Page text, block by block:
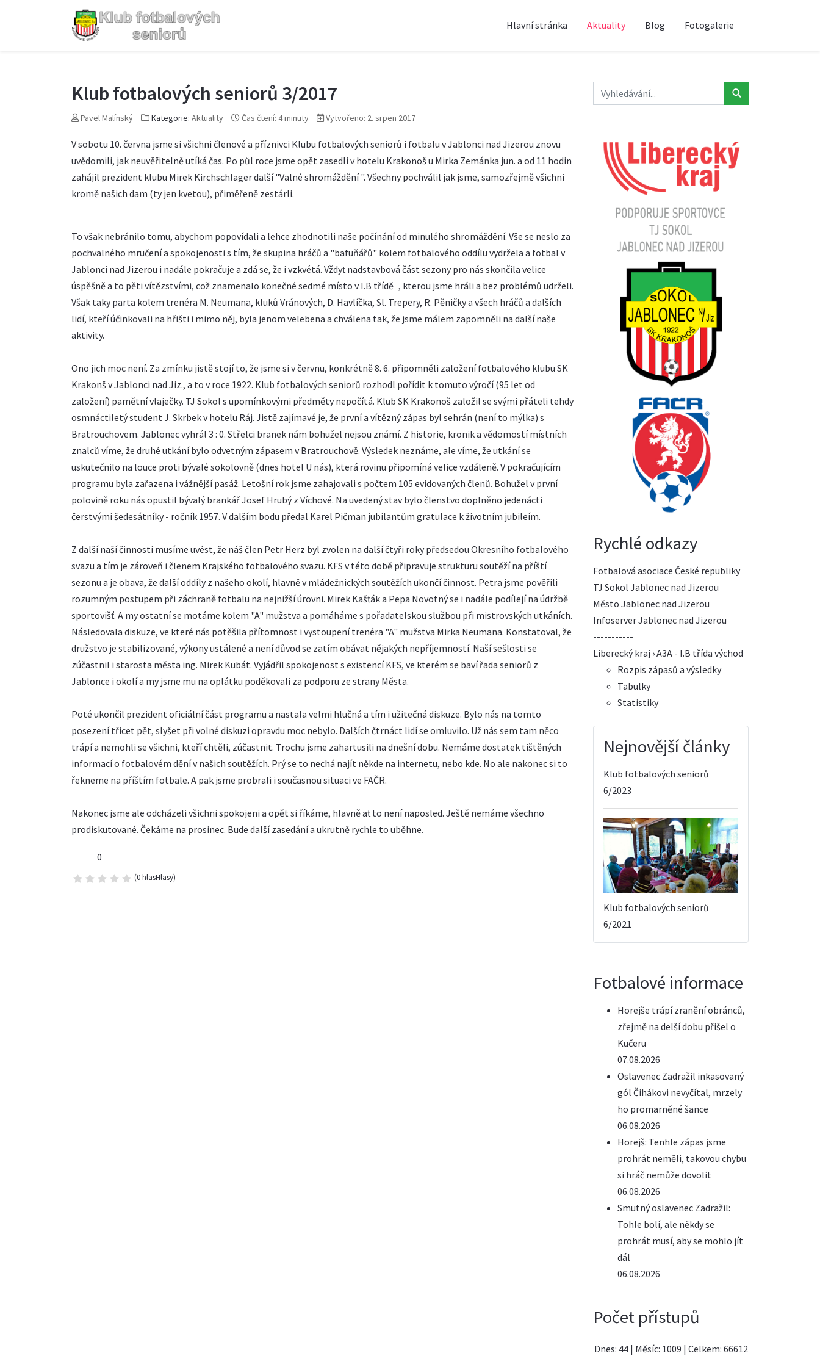
Hlavní stránka Aktuality Blog Fotogalerie
Klub fotbalových seniorů 3/2017
Pavel Malínský Kategorie: Aktuality Čas čtení: 4 minuty Vytvořeno: 2. srpen 2017
V sobotu 10. června jsme si všichni členové a příznivci Klubu fotbalových seniorů i fotbalu v Jablonci nad Jizerou znovu
uvědomili, jak neuvěřitelně utíká čas. Po půl roce jsme opět zasedli v hotelu Krakonoš u Mirka Zemánka jun. a od 11 hodin
zahájil prezident klubu Mirek Kirchschlager další "Valné shromáždění ". Všechny pochválil jak jsme, samozřejmě všichni
kromě našich dam (ty jen kvetou), přiměřeně zestárli.
To však nebránilo tomu, abychom popovídali a lehce zhodnotili naše počínání od minulého shromáždění. Vše se neslo za
pochvalného mručení a spokojenosti s tím, že skupina hráčů a "bafuňářů" kolem fotbalového oddílu vydržela a fotbal v
Jablonci nad Jizerou i nadále pokračuje a zdá se, že i vzkvétá. Vždyť nadstavbová část sezony pro nás skončila velice
úspěšně a to pěti vítězstvími, což znamenalo konečné sedmé místo v I.B třídě¨, kterou jsme hráli a bez problémů udrželi.
Však taky parta kolem trenéra M. Neumana, kluků Vránových, D. Havlíčka, Sl. Trepery, R. Pěničky a všech hráčů a dalších
lidí, kteří účinkovali na hřišti i mimo něj, byla jenom velebena a chválena tak, že jsme málem zapomněli na další naše
aktivity.
Ono jich moc není. Za zmínku jistě stojí to, že jsme si v červnu, konkrétně 8. 6. připomněli založení fotbalového klubu SK
Krakonš v Jablonci nad Jiz., a to v roce 1922. Klub fotbalových seniorů rozhodl pořídit k tomuto výročí (95 let od
založení) pamětní vlaječky. TJ Sokol s upomínkovými předměty nepočítá. Klub SK Krakonoš založil se svými přáteli tehdy
osmnáctiletý student J. Skrbek v hotelu Ráj. Jistě zajímavé je, že první a vítězný zápas byl sehrán (není to mýlka) s
Bratrouchovem. Jablonec vyhrál 3 : 0. Střelci branek nám bohužel nejsou známí. Z historie, kronik a vědomostí místních
znalců víme, že druhé utkání bylo odvetným zápasem v Bratrouchově. Výsledek neznáme, ale víme, že utkání se
uskutečnilo na louce proti bývalé sokolovně (dnes hotel U nás), která rovinu připomíná velice vzdáleně. V pokračujícím
programu byla zařazena i vážnější pasáž. Letošní rok jsme zahajovali s počtem 105 evidovaných členů. Bohužel v první
polovině roku nás opustil bývalý brankář Josef Hrubý z Víchové. Na uvedený stav bylo členstvo doplněno jedenácti
čerstvými šedesátníky - ročník 1957. V dalším bodu předal Karel Pičman jubilantům gratulace k životním jubileím.
Z další naší činnosti musíme uvést, že náš člen Petr Herz byl zvolen na další čtyři roky předsedou Okresního fotbalového
svazu a tím je zároveň i členem Krajského fotbalového svazu. KFS v této době připravuje strukturu soutěží na příští
sezonu a je obava, že další oddíly z našeho okolí, hlavně v mládežnických soutěžích ukončí činnost. Petra jsme pověřili
rozumným postupem při záchraně fotbalu na nejnižší úrovni. Mirek Kašťák a Pepa Novotný se i nadále podílejí na údržbě
sportovišť. A my ostatní se motáme kolem "A" mužstva a pomáháme s pořadatelskou službou při mistrovských utkáních.
Následovala diskuze, ve které nás potěšila přítomnost i vystoupení trenéra "A" mužstva Mirka Neumana. Konstatoval, že
družstvo je stabilizované, výkony ustálené a není důvod se zatím obávat nějakých nepříjemností. Naší sešlosti se
zúčastnil i starosta města ing. Mirek Kubát. Vyjádřil spokojenost s existencí KFS, ve kterém se baví řada seniorů z
Jablonce i okolí a my jsme mu na oplátku poděkovali za podporu ze strany Města.
Poté ukončil prezident oficiální část programu a nastala velmi hlučná a tím i užitečná diskuze. Bylo nás na tomto
posezení třicet pět, slyšet při volné diskuzi opravdu moc nebylo. Dalších čtrnáct lidí se omluvilo. Už nás sem tam něco
trápí a nemohli se všichni, kteří chtěli, zúčastnit. Trochu jsme zahartusili na dnešní dobu. Nemáme dostatek tištěných
informací o fotbalovém dění v našich soutěžích. Prý se to nechá najít někde na internetu, nebo kde. No ale nakonec si to
řekneme na příštím fotbale. A pak jsme probrali i současnou situaci ve FAČR.
Nakonec jsme ale odcházeli všichni spokojeni a opět si říkáme, hlavně ať to není naposled. Ještě nemáme všechno
prodiskutované. Čekáme na prosinec. Bude další zasedání a ukrutně rychle to uběhne.
0
(0 hlasHlasy)
Rychlé odkazy
Fotbalová asociace České republiky
TJ Sokol Jablonec nad Jizerou
Město Jablonec nad Jizerou
Infoserver Jablonec nad Jizerou
-----------
Liberecký kraj › A3A - I.B třída východ
Rozpis zápasů a výsledky
Tabulky
Statistiky
Nejnovější články
Klub fotbalových seniorů
6/2023
Klub fotbalových seniorů
6/2021
Fotbalové informace
Horejše trápí zranění obránců,
zřejmě na delší dobu přišel o
Kučeru
07.08.2026
Oslavenec Zadražil inkasovaný
gól Čihákovi nevyčítal, mrzely
ho promarněné šance
06.08.2026
Horejš: Tenhle zápas jsme
prohrát neměli, takovou chybu
si hráč nemůže dovolit
06.08.2026
Smutný oslavenec Zadražil:
Tohle bolí, ale někdy se
prohrát musí, aby se mohlo jít
dál
06.08.2026
Počet přístupů
Dnes: 44 | Měsíc: 1009 | Celkem: 66612